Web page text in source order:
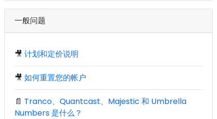
一般问题
🎥 计划和定价说明
🎥 如何重置您的帐户
📄 Tranco、Quantcast、Majestic 和 Umbrella
Numbers 是什么？